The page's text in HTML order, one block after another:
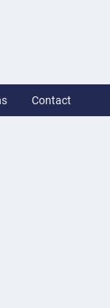
Contact